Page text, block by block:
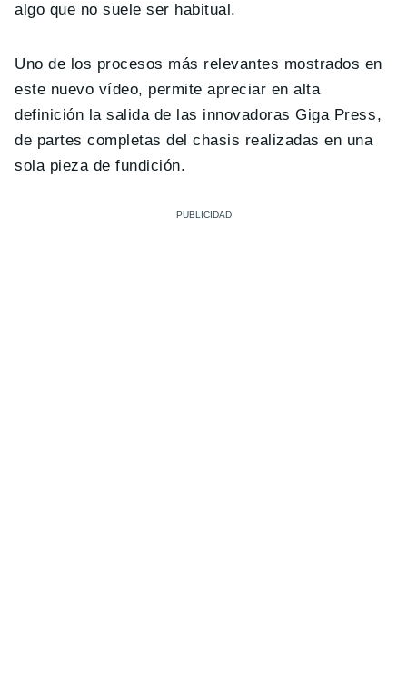
algo que no suele ser habitual.
Uno de los procesos más relevantes mostrados en
este nuevo vídeo, permite apreciar en alta
definición la salida de las innovadoras Giga Press,
de partes completas del chasis realizadas en una
sola pieza de fundición.